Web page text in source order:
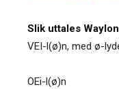
Slik uttales
VEI-l(ø)n, med ø-
OEi-l(ø)n